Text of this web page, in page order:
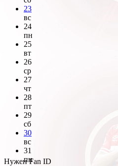
23
вс
24
пн
25
вт
26
ср
27
чт
28
пт
29
сб
30
вс
31
пн
Нужен Fan ID